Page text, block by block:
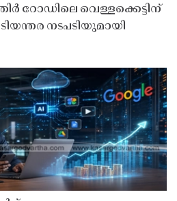
റോഡിലെ വെള്ളക്കെട്ടിന്
നടപടിയുമായി